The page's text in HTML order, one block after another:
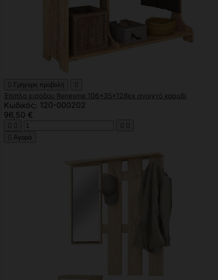
 Γρήγορη προβολή 
Έπιπλο εισόδου Renesme 106x35x128εκ ανοιχτό καρυδί
Κωδικός: 120-000202
96,50 €
   
 Αγορά